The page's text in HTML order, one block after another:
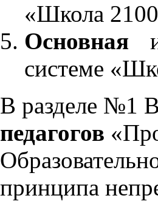
«Школа
Основная
системе
В разделе №1
педагогов
принципа